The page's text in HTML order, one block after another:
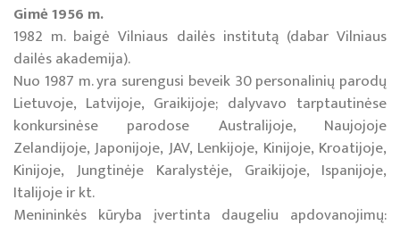
Gimė 1956 m.
1982 m. baigė Vilniaus dailės institutą (dabar Vilniaus
dailės akademija).
Nuo 1987 m. yra surengusi beveik 30 personalinių parodų
Lietuvoje, Latvijoje, Graikijoje; dalyvavo tarptautinėse
konkursinėse parodose Australijoje, Naujojoje
Zelandijoje, Japonijoje, JAV, Lenkijoje, Kinijoje, Kroatijoje,
Kinijoje, Jungtinėje Karalystėje, Graikijoje, Ispanijoje,
Italijoje ir kt.
Menininkės kūryba įvertinta daugeliu apdovanojimų: